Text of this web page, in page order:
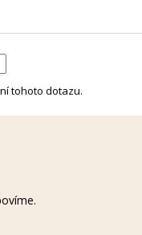
tohoto dotazu.